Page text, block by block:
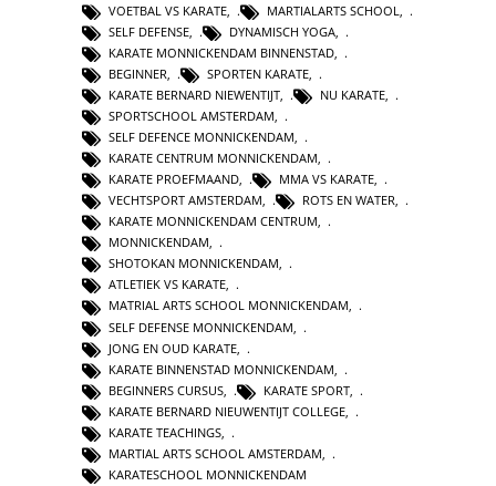
VOETBAL VS KARATE
MARTIALARTS SCHOOL
SELF DEFENSE
DYNAMISCH YOGA
KARATE MONNICKENDAM BINNENSTAD
BEGINNER
SPORTEN KARATE
KARATE BERNARD NIEWENTIJT
NU KARATE
SPORTSCHOOL AMSTERDAM
SELF DEFENCE MONNICKENDAM
KARATE CENTRUM MONNICKENDAM,
KARATE PROEFMAAND, MMA VS KARATE,
VECHTSPORT AMSTERDAM, ROTS EN WATER,
KARATE MONNICKENDAM CENTRUM,
MONNICKENDAM,
SHOTOKAN MONNICKENDAM,
ATLETIEK VS KARATE,
MATRIAL ARTS SCHOOL MONNICKENDAM,
SELF DEFENSE MONNICKENDAM
JONG EN OUD KARATE
KARATE BINNENSTAD MONNICKENDAM
BEGINNERS CURSUS
KARATE SPORT
KARATE BERNARD NIEUWENTIJT COLLEGE
KARATE TEACHINGS
MARTIAL ARTS SCHOOL AMSTERDAM
KARATESCHOOL MONNICKENDAM